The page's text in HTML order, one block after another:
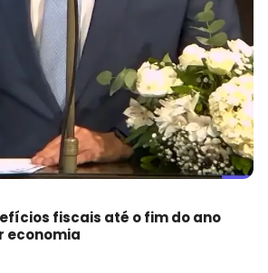
fiscais até o fim do ano
economia